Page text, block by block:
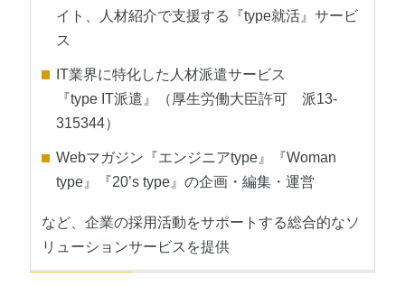
イト、人材紹介で支援する『type就活』サービ
ス
IT業界に特化した人材派遣サービス
『type IT派遣』（厚生労働大臣許可 派13-
315344）
Webマガジン『エンジニアtype』『Woman
type』『20’s type』の企画・編集・運営
など、企業の採用活動をサポートする総合的なソ
リューションサービスを提供